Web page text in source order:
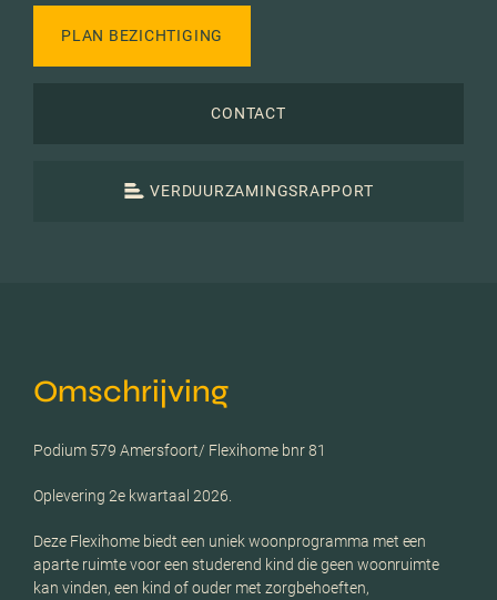
PLAN BEZICHTIGING
CONTACT
VERDUURZAMINGSRAPPORT
Omschrijving
Podium 579 Amersfoort/ Flexihome bnr 81
Oplevering 2e kwartaal 2026.
Deze Flexihome biedt een uniek woonprogramma met een
aparte ruimte voor een studerend kind die geen woonruimte
kan vinden, een kind of ouder met zorgbehoeften,